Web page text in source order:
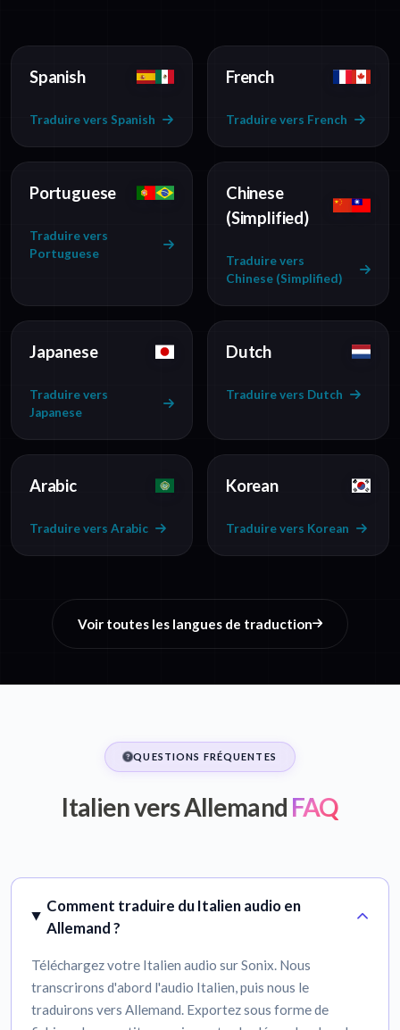
Spanish
Traduire vers Spanish
French
Traduire vers French
Portuguese
Traduire vers
Portuguese
Chinese
(Simplified)
Traduire vers
Chinese (Simplified)
Japanese
Traduire vers
Japanese
Dutch
Traduire vers Dutch
Arabic
Traduire vers Arabic
Korean
Traduire vers Korean
Voir toutes les langues de traduction
QUESTIONS FRÉQUENTES
Italien vers Allemand FAQ
Comment traduire du Italien audio en
Allemand ?
Téléchargez votre Italien audio sur Sonix. Nous
transcrirons d'abord l'audio Italien, puis nous le
traduirons vers Allemand. Exportez sous forme de